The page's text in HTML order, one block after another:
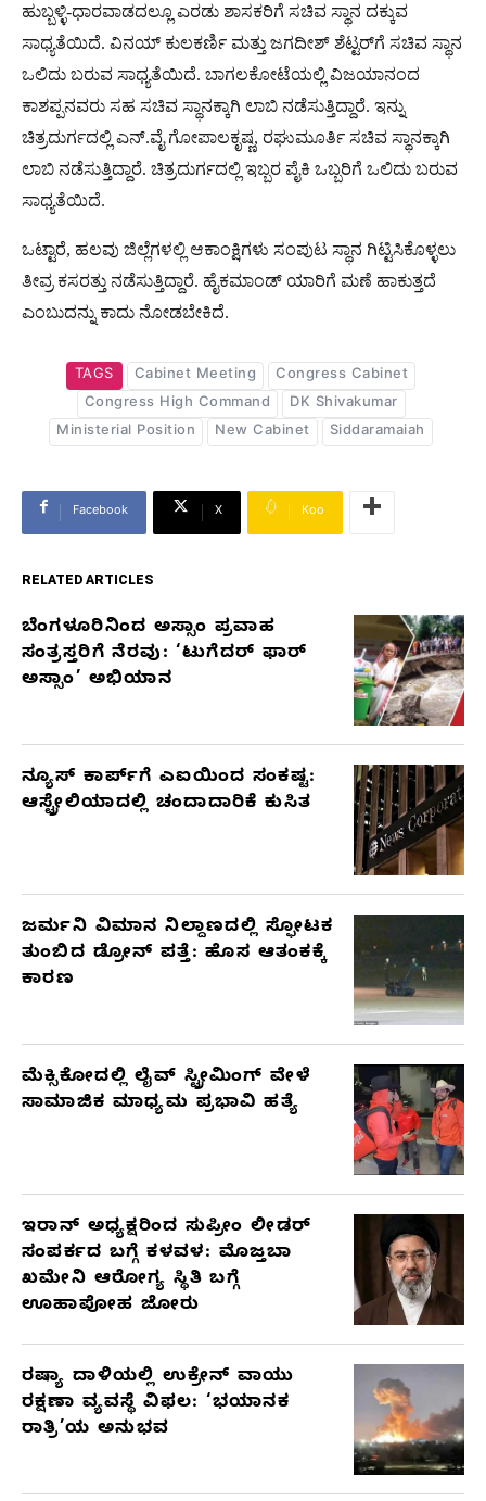
ಹುಬ್ಬಳ್ಳಿ-ಧಾರವಾಡದಲ್ಲೂ ಎರಡು ಶಾಸಕರಿಗೆ ಸಚಿವ ಸ್ಥಾನ ದಕ್ಕುವ
ಸಾಧ್ಯತೆಯಿದೆ. ವಿನಯ್​ ಕುಲಕರ್ಣಿ ಮತ್ತು ಜಗದೀಶ್​ ಶೆಟ್ಟರ್​ಗೆ ಸಚಿವ ಸ್ಥಾನ
ಒಲಿದು ಬರುವ ಸಾಧ್ಯತೆಯಿದೆ. ಬಾಗಲಕೋಟೆಯಲ್ಲಿ ವಿಜಯಾನಂದ
ಕಾಶಪ್ಪನವರು ಸಹ ಸಚಿವ ಸ್ಥಾನಕ್ಕಾಗಿ ಲಾಬಿ ನಡೆಸುತ್ತಿದ್ದಾರೆ. ಇನ್ನು
ಚಿತ್ರದುರ್ಗದಲ್ಲಿ ಎನ್.ವೈ ಗೋಪಾಲಕೃಷ್ಣ, ರಘುಮೂರ್ತಿ ಸಚಿವ ಸ್ಥಾನಕ್ಕಾಗಿ
ಲಾಬಿ ನಡೆಸುತ್ತಿದ್ದಾರೆ. ಚಿತ್ರದುರ್ಗದಲ್ಲಿ ಇಬ್ಬರ ಪೈಕಿ ಒಬ್ಬರಿಗೆ ಒಲಿದು ಬರುವ
ಸಾಧ್ಯತೆಯಿದೆ.
ಒಟ್ಟಾರೆ, ಹಲವು ಜಿಲ್ಲೆಗಳಲ್ಲಿ ಆಕಾಂಕ್ಷಿಗಳು ಸಂಪುಟ ಸ್ಥಾನ ಗಿಟ್ಟಿಸಿಕೊಳ್ಳಲು
ತೀವ್ರ ಕಸರತ್ತು ನಡೆಸುತ್ತಿದ್ದಾರೆ. ಹೈಕಮಾಂಡ್​ ಯಾರಿಗೆ ಮಣೆ ಹಾಕುತ್ತದೆ
ಎಂಬುದನ್ನು ಕಾದು ನೋಡಬೇಕಿದೆ.
TAGS Cabinet Meeting
Congress Cabinet
Congress High Command
DK Shivakumar
Ministerial Position
New Cabinet Siddaramaiah
Facebook X Koo
RELATED ARTICLES
RELATED
ARTICLES
ಬೆಂಗಳೂರಿನಿಂದ ಅಸ್ಸಾಂ ಪ್ರವಾಹ
ಸಂತ್ರಸ್ತರಿಗೆ ನೆರವು: ‘ಟುಗೆದರ್ ಫಾರ್
ಅಸ್ಸಾಂ’ ಅಭಿಯಾನ
ನ್ಯೂಸ್ ಕಾರ್ಪ್‌ಗೆ ಎಐಯಿಂದ ಸಂಕಷ್ಟ:
ಆಸ್ಟ್ರೇಲಿಯಾದಲ್ಲಿ ಚಂದಾದಾರಿಕೆ ಕುಸಿತ
ಜರ್ಮನಿ ವಿಮಾನ ನಿಲ್ದಾಣದಲ್ಲಿ ಸ್ಫೋಟಕ
ತುಂಬಿದ ಡ್ರೋನ್ ಪತ್ತೆ: ಹೊಸ ಆತಂಕಕ್ಕೆ
ಕಾರಣ
ಮೆಕ್ಸಿಕೋದಲ್ಲಿ ಲೈವ್ ಸ್ಟ್ರೀಮಿಂಗ್ ವೇಳೆ
ಸಾಮಾಜಿಕ ಮಾಧ್ಯಮ ಪ್ರಭಾವಿ ಹತ್ಯೆ
ಇರಾನ್ ಅಧ್ಯಕ್ಷರಿಂದ ಸುಪ್ರೀಂ ಲೀಡರ್
ಸಂಪರ್ಕದ ಬಗ್ಗೆ ಕಳವಳ: ಮೊಜ್ತಬಾ
ಖಮೇನಿ ಆರೋಗ್ಯ ಸ್ಥಿತಿ ಬಗ್ಗೆ
ಊಹಾಪೋಹ ಜೋರು
ರಷ್ಯಾ ದಾಳಿಯಲ್ಲಿ ಉಕ್ರೇನ್ ವಾಯು
ರಕ್ಷಣಾ ವ್ಯವಸ್ಥೆ ವಿಫಲ: ‘ಭಯಾನಕ
ರಾತ್ರಿ’ಯ ಅನುಭವ